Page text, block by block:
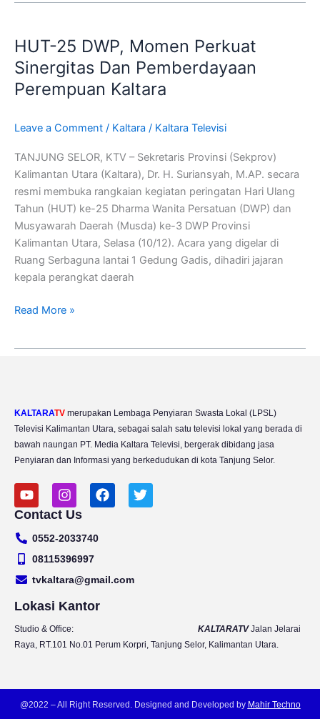
HUT-25 DWP, Momen Perkuat
Sinergitas Dan Pemberdayaan
Perempuan Kaltara
Leave a Comment / Kaltara / Kaltara Televisi
TANJUNG SELOR, KTV – Sekretaris Provinsi (Sekprov)
Kalimantan Utara (Kaltara), Dr. H. Suriansyah, M.AP. secara
resmi membuka rangkaian kegiatan peringatan Hari Ulang
Tahun (HUT) ke-25 Dharma Wanita Persatuan (DWP) dan
Musyawarah Daerah (Musda) ke-3 DWP Provinsi
Kalimantan Utara, Selasa (10/12). Acara yang digelar di
Ruang Serbaguna lantai 1 Gedung Gadis, dihadiri jajaran
kepala perangkat daerah
DWP,
Momen
Perkuat
Sinergitas
Pemberdayaan
Kaltara
Read More »
KALTARATV merupakan Lembaga Penyiaran Swasta Lokal (LPSL)
Televisi Kalimantan Utara, sebagai salah satu televisi lokal yang berada di
bawah naungan PT. Media Kaltara Televisi, bergerak dibidang jasa
Penyiaran dan Informasi yang berkedudukan di kota Tanjung Selor.
Y
o
u
u
b
I
n
s
a
g
a
m
F
a
k
T
w
Contact Us
0552-2033740
08115396997
tvkaltara@gmail.com
Lokasi Kantor
Studio & Office: KALTARATVJalan Jelarai
Raya, RT.101 No.01 Perum Korpri, Tanjung Selor, Kalimantan Utara.
@2022 – All Right Reserved. Designed and Developed by Mahir Techno